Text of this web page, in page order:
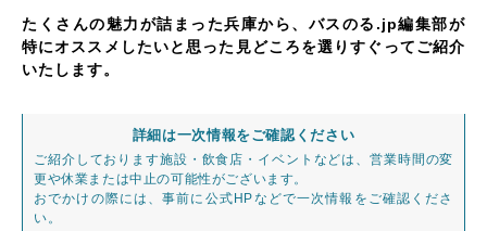
たくさんの魅力が詰まった兵庫から、バスのる.jp編集部が
特にオススメしたいと思った見どころを選りすぐってご紹介
いたします。
詳細は一次情報をご確認ください
ご紹介しております施設・飲食店・イベントなどは、営業時間の変
更や休業または中止の可能性がございます。
おでかけの際には、事前に公式HPなどで一次情報をご確認くださ
い。